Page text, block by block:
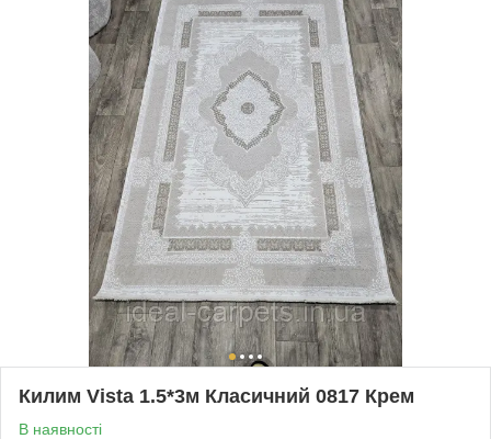
Килим Vista 1.5*3м Класичний 0817 Крем
В наявності